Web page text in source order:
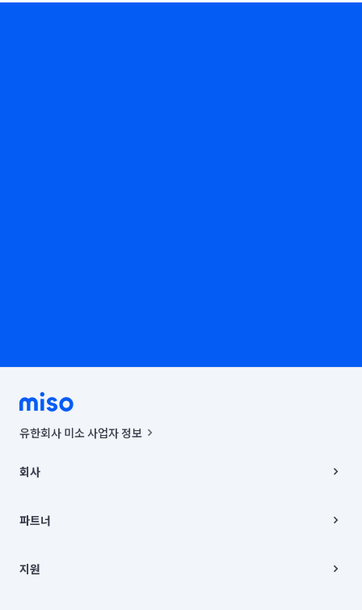
유한회사 미소 사업자 정보
00019 |
주소 | 본사: 서울특별시 종로구 율곡로 6(중학동, 트윈트리빌딩) B동 5층
상품, 상품정보, 거래에 관한 의무와 책임은 거래당사자에게 있습니다.
언론 보도 관련 문의:
회사
채용
파트너
이사
지원